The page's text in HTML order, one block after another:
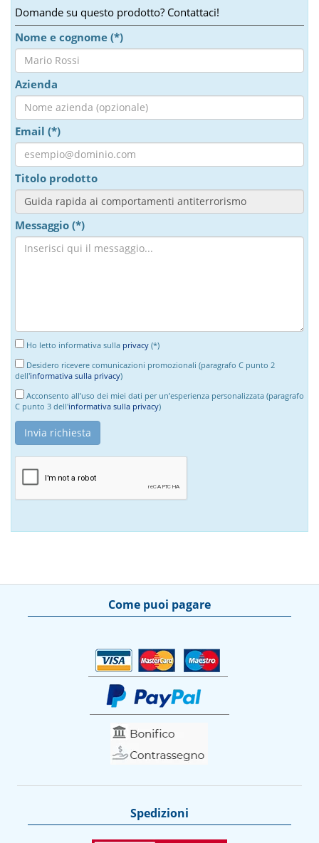
Domande su questo prodotto? Contattaci!
Nome e cognome (*)
Azienda
Email (*)
Titolo prodotto
Messaggio (*)
Ho letto informativa sulla privacy (*)
Desidero ricevere comunicazioni promozionali (paragrafo C punto 2
dell'informativa sulla privacy)
Acconsento all’uso dei miei dati per un’esperienza personalizzata (paragrafo
C punto 3 dell'informativa sulla privacy)
Come puoi pagare
Spedizioni